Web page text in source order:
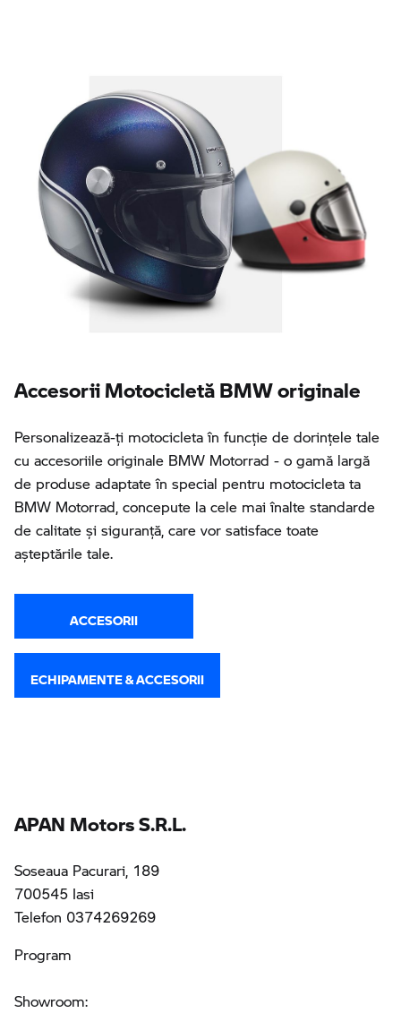
Accesorii Motocicletă BMW originale
Personalizează-ţi motocicleta în funcţie de dorinţele tale
cu accesoriile originale BMW Motorrad - o gamă largă
de produse adaptate în special pentru motocicleta ta
BMW Motorrad, concepute la cele mai înalte standarde
de calitate și siguranță, care vor satisface toate
așteptările tale.
ACCESORII
ECHIPAMENTE & ACCESORII
APAN Motors S.R.L.
Soseaua Pacurari, 189
700545 Iasi
Telefon 0374269269
Program
Showroom: